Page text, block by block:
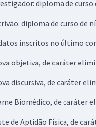
diploma de
diploma de curso de
inscritos no último
objetiva, de caráter
discursiva, de caráter
Biomédico, de caráter
de Aptidão Física, de